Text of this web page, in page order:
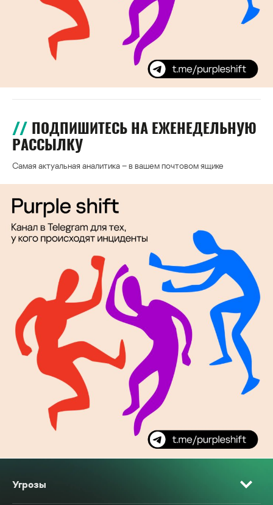
ПОДПИШИТЕСЬ НА ЕЖЕНЕДЕЛЬНУЮ
РАССЫЛКУ
Самая актуальная аналитика – в вашем почтовом ящике
Угрозы